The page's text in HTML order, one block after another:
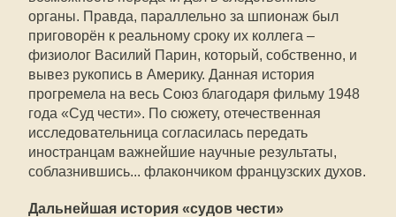
органы. Правда, параллельно за шпионаж был
приговорён к реальному сроку их коллега –
физиолог Василий Парин, который, собственно, и
вывез рукопись в Америку. Данная история
прогремела на весь Союз благодаря фильму 1948
года «Суд чести». По сюжету, отечественная
исследовательница согласилась передать
иностранцам важнейшие научные результаты,
соблазнившись... флакончиком французских духов.
Дальнейшая история «судов чести»